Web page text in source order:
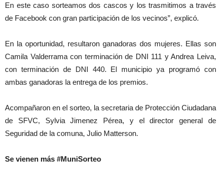
En este caso sorteamos dos cascos y los trasmitimos a través
de Facebook con gran participación de los vecinos”, explicó.
En la oportunidad, resultaron ganadoras dos mujeres. Ellas son
Camila Valderrama con terminación de DNI 111 y Andrea Leiva,
con terminación de DNI 440. El municipio ya programó con
ambas ganadoras la entrega de los premios.
Acompañaron en el sorteo, la secretaria de Protección Ciudadana
de SFVC, Sylvia Jimenez Pérea, y el director general de
Seguridad de la comuna, Julio Matterson.
Se vienen más #MuniSorteo